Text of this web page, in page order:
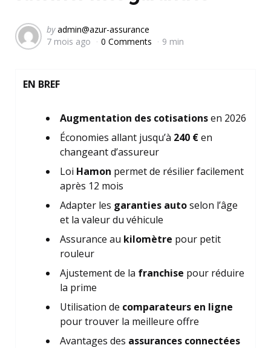
Posted
by
by admin@azur-assurance
7 mois ago
0 Comments 9 min
EN BREF
Augmentation des cotisationsen 2026
Économies allant jusqu’à 240 €en
changeant d’assureur
Loi Hamon permet de résilier facilement
après 12 mois
Adapter les garanties autoselon l’âge
et la valeur du véhicule
Assurance au kilomètre pour petit
rouleur
Ajustement de la franchise pour réduire
la prime
Utilisation de comparateurs en ligne
pour trouver la meilleure offre
Avantages des assurances connectées